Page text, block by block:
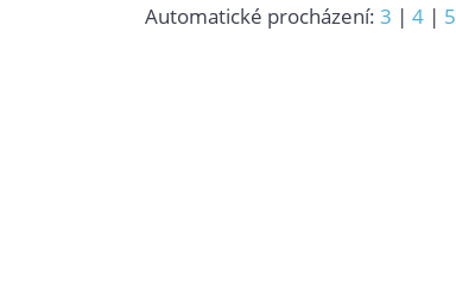
Automatické procházení: 3 | 4 | 5